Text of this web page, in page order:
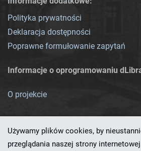
Polityka prywatności
Deklaracja dostępności
Poprawne formułowanie zapytań
Informacje o oprogramowaniu
O projekcie
Używamy plików cookies, by
przeglądania naszej strony